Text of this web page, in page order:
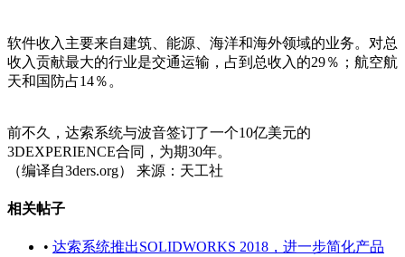
软件收入主要来自建筑、能源、海洋和海外领域的业务。对总
收入贡献最大的行业是交通运输，占到总收入的29％；航空航
天和国防占14％。
前不久，达索系统与波音签订了一个10亿美元的
3DEXPERIENCE合同，为期30年。
（编译自3ders.org） 来源：天工社
相关帖子
• 达索系统推出SOLIDWORKS 2018，进一步简化产品